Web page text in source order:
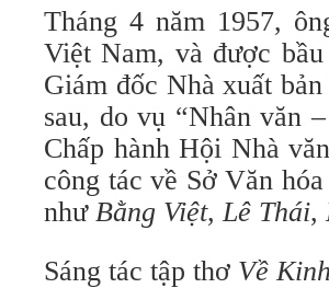
Tháng 4 năm 1957,
Việt Nam, và được
Giám đốc Nhà xuất
sau, do vụ “Nhân văn
Chấp hành Hội Nhà
công tác về Sở Văn
như Bằng Việt, Lê Thái,
Sáng tác tập thơ Về